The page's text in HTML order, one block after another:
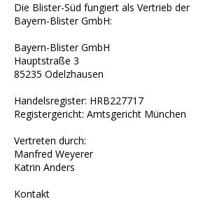
Die Blister-Süd fungiert als Vertrieb der
Bayern-Blister GmbH:
Bayern-Blister GmbH
Hauptstraße 3
85235 Odelzhausen
Handelsregister: HRB227717
Registergericht: Amtsgericht München
Vertreten durch:
Manfred Weyerer
Katrin Anders
Kontakt